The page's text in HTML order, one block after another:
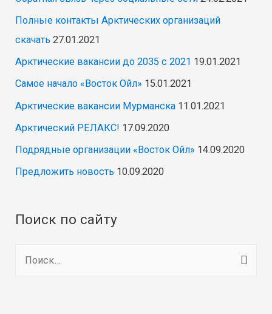
Полные контакты Арктических организаций
скачать 27.01.2021
Арктические вакансии до 2035 с 2021 19.01.2021
Самое начало «Восток Ойл» 15.01.2021
Арктические вакансии Мурманска 11.01.2021
Арктический РЕЛАКС! 17.09.2020
Подрядные организации «Восток Ойл» 14.09.2020
Предложить новость 10.09.2020
Поиск по сайту